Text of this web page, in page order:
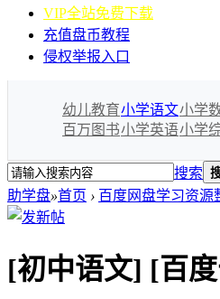
VIP全站免费下载
充值盘币教程
侵权举报入口
幼儿教育小学语文小学
百万图书小学英语小学
搜索
助学盘»首页 › 百度网盘学习资源
[初中语文] [百